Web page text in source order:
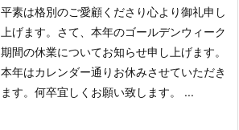
平素は格別のご愛顧くださり心より御礼申し
上げます。 さて、本年のゴールデンウィーク
期間の休業についてお知らせ申し上げます。
本年はカレンダー通りお休みさせていただき
ます。 何卒宜しくお願い致します。 ...